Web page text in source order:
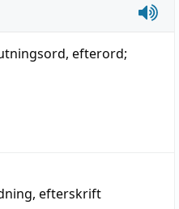
, efterord;
, efterskrift